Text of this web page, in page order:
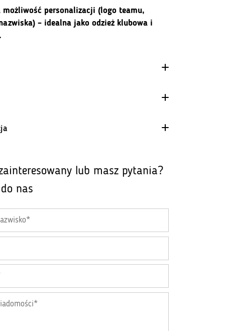
możliwość personalizacji (logo teamu,
– idealna jako odzież klubowa i
barwi wierzchnią warstwę białego
dowolny projekt graficzny, a
kolorów. Minusem sublimacji jest
Materiał
odprowadzający
lub masz pytania?
nas